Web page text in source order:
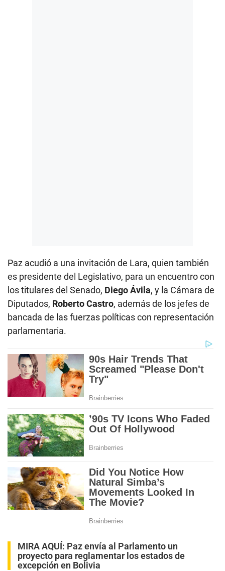
Paz acudió a una invitación de Lara, quien también
es presidente del Legislativo, para un encuentro con
los titulares del Senado, Diego Ávila, y la Cámara de
Diputados, Roberto Castro, además de los jefes de
bancada de las fuerzas políticas con representación
parlamentaria.
MIRA AQUÍ: Paz envía al Parlamento un
proyecto para reglamentar los estados de
excepción en Bolivia